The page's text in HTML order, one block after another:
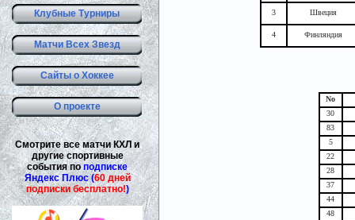
Клубные Турниры
Матчи Всех Звезд
Сайты о Хоккее
О проекте
Смотрите все матчи КХЛ и
другие спортивные
события поподписке
Яндекс Плюс (60 дней
подписки бесплатно!)
3 Швеция
4 Финляндия
No
30
83
5
22
28
37
44
48